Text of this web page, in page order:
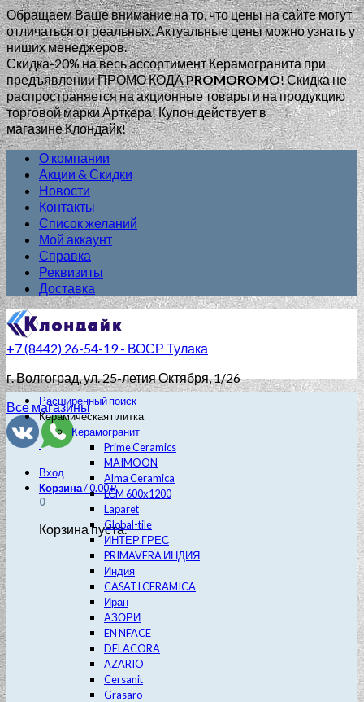
Обращаем Ваше внимание на то, что цены на сайте могут
отличаться от реальных. Актуальные цены можно узнать у
ниших менеджеров.
Скидка-20% на весь ассортимент Керамогранита при
предъявлении ПРОМО КОДАPROMOROMO!Скидка не
распространяется на акционные товары и на продукцию
торговой марки Арткера! Купон действует в
магазине Клондайк!
О компании
Акции & Скидки
Новости
Контакты
Список желаний
Мой аккаунт
Справка
Реквизиты
Доставка
+7 (8442) 26-54-19 - ВОСР Тулака
г. Волгоград, ул. 25-летия Октября, 1/26
Все магазины
Вход
Корзина/0.00₽
0
Корзина пуста.
Расширенный поиск
Керамическая плитка
Керамогранит
Prime Ceramics
MAIMOON
Alma Ceramica
LCM 600х1200
Laparet
Global-tile
ИНТЕР ГРЕС
PRIMAVERA ИНДИЯ
Индия
CASATI CERAMICA
Иран
АЗОРИ
EN NFACE
DELACORA
AZARIO
Cersanit
Grasaro